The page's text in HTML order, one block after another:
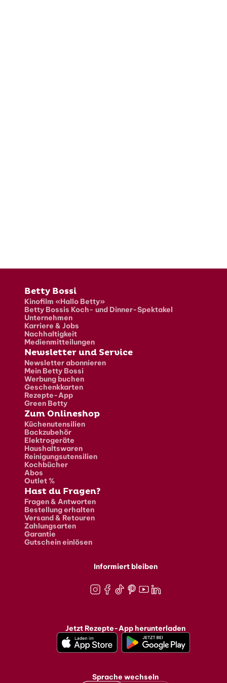
Fusszeile
Betty Bossi
Kinofilm «Hallo Betty»
Betty Bossis Koch- und Dinner-Spektakel
Unternehmen
Karriere & Jobs
Nachhaltigkeit
Medienmitteilungen
Newsletter und Service
Newsletter abonnieren
Mein Betty Bossi
Werbung buchen
Geschenkkarten
Rezepte-App
Green Betty
Zum Onlineshop
Küchenutensilien
Backzubehör
Elektrogeräte
Haushaltswaren
Reinigungsutensilien
Kochbücher
Abos
Outlet %
Hast du Fragen?
Fragen & Antworten
Bestellung erhalten
Versand & Retouren
Zahlungsarten
Garantie
Gutschein einlösen
Informiert bleiben
Jetzt Rezepte-App herunterladen
Sprache wechseln